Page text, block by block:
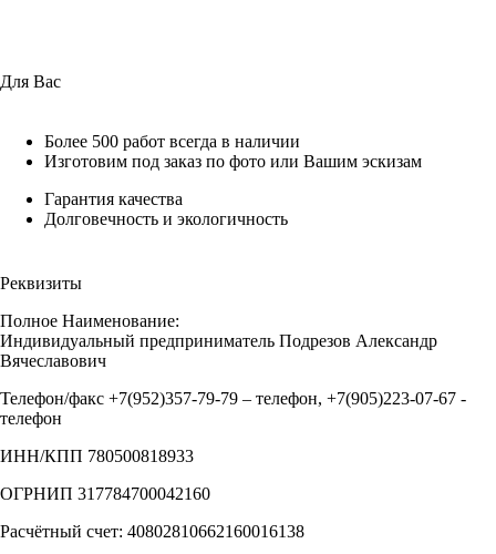
Для Вас
Более 500 работ всегда в наличии
Изготовим под заказ по фото или Вашим эскизам
Гарантия качества
Долговечность и экологичность
Реквизиты
Полное Наименование:
Индивидуальный предприниматель Подрезов Александр
Вячеславович
Телефон/факс +7(952)357-79-79 – телефон, +7(905)223-07-67 -
телефон
ИНН/КПП 780500818933
ОГРНИП 317784700042160
Расчётный счет: 40802810662160016138